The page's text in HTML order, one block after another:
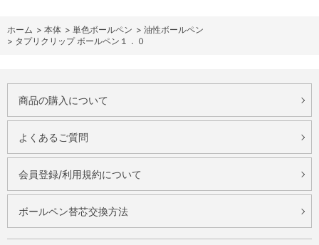
ホーム > 本体 > 単色ボールペン > 油性ボールペン
> タプリクリップ ボールペン１．０
商品の購入について
よくあるご質問
会員登録/利用規約について
ボールペン替芯交換方法